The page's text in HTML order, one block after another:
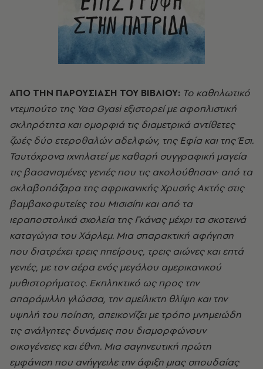
ΑΠΟ ΤΗΝ ΠΑΡΟΥΣΙΑΣΗ ΤΟΥ ΒΙΒΛΙΟΥ: Το καθηλωτικό
ντεμπούτο της Yaa Gyasi εξιστορεί με αφοπλιστική
σκληρότητα και ομορφιά τις διαμετρικά αντίθετες
ζωές δύο ετεροθαλών αδελφών, της Εφία και της Έσι.
Ταυτόχρονα ιχνηλατεί με καθαρή συγγραφική μαγεία
τις βασανισμένες γενιές που τις ακολούθησαν· από τα
σκλαβοπάζαρα της αφρικανικής Χρυσής Ακτής στις
βαμβακοφυτείες του Μισισίπι και από τα
ιεραποστολικά σχολεία της Γκάνας μέχρι τα σκοτεινά
καταγώγια του Χάρλεμ. Μια σπαρακτική αφήγηση
που διατρέχει τρεις ηπείρους, τρεις αιώνες και επτά
γενιές, με τον αέρα ενός μεγάλου αμερικανικού
μυθιστορήματος. Εκπληκτικό ως προς την
απαράμιλλη γλώσσα, την αμείλικτη θλίψη και την
υψηλή του ποίηση, απεικονίζει με τρόπο μνημειώδη
τις ανάλγητες δυνάμεις που διαμορφώνουν
οικογένειες και έθνη. Μια σαγηνευτική πρώτη
εμφάνιση που ανήγγειλε την άφιξη μιας σπουδαίας